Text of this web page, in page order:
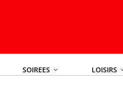
SOIREES LOISIRS